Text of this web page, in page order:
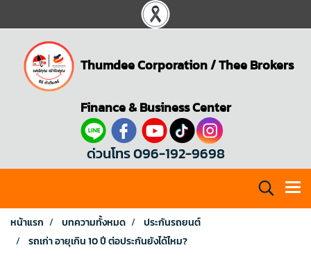
Thumdee Corporation/Thee Brokers
Finance & Business Center
ด่วนโทร 096-192-9698
หน้าแรก บทความทั้งหมด
ประกันรถยนต์
รถเก่า อายุเกิน 10 ปี ต่อประกันยังได้ไหม?